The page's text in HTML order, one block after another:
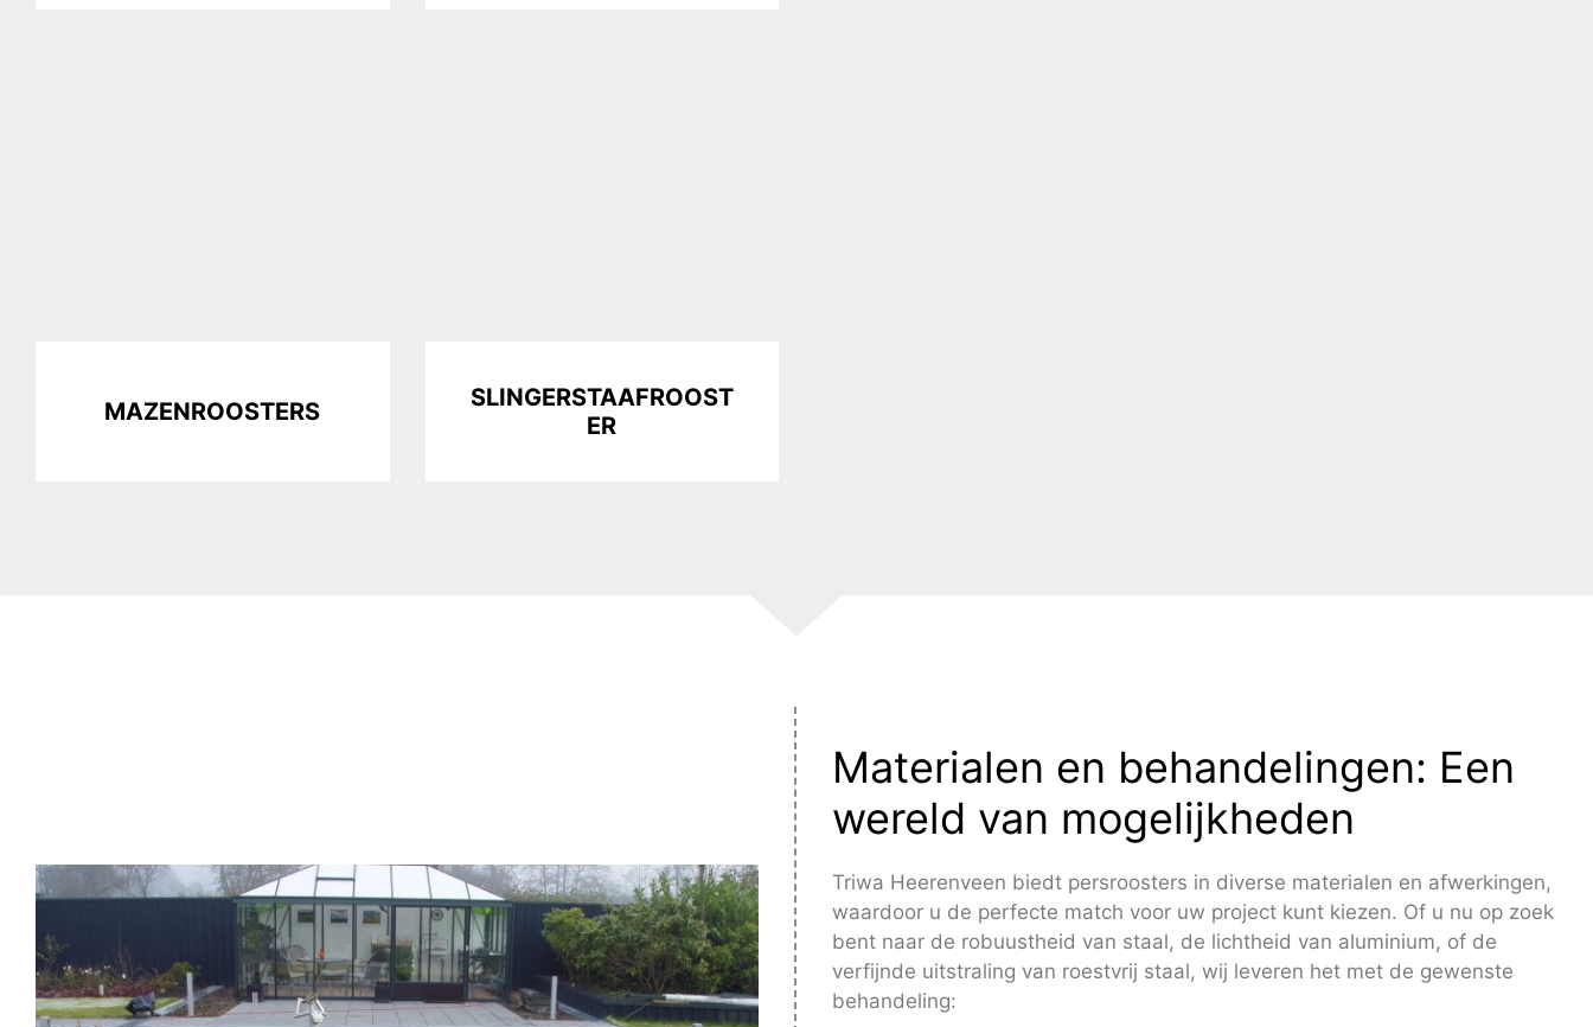
MAZENROOSTERS
SLINGERSTAAFROOST
ER
Materialen en behandelingen: Een
wereld van mogelijkheden
Triwa Heerenveen biedt persroosters in diverse materialen en afwerkingen,
waardoor u de perfecte match voor uw project kunt kiezen. Of u nu op zoek
bent naar de robuustheid van staal, de lichtheid van aluminium, of de
verfijnde uitstraling van roestvrij staal, wij leveren het met de gewenste
behandeling: